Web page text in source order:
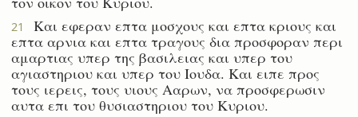
21
Και εφεραν επτα μοσχους και επτα κριους και
επτα αρνια και επτα τραγους δια προσφοραν περι
αμαρτιας υπερ της βασιλειας και υπερ του
αγιαστηριου και υπερ του Ιουδα. Και ειπε προς
τους ιερεις, τους υιους Ααρων, να προσφερωσιν
αυτα επι του θυσιαστηριου του Κυριου.